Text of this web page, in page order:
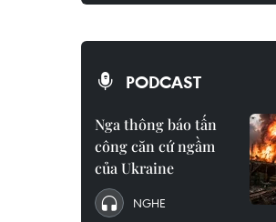
PODCAST
Nga thông báo tấn
công căn cứ ngầm
của Ukraine
NGHE